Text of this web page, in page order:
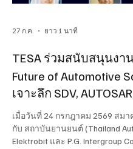
TESA ร่วมสนับสนุนงา
Future of Automotive
เจาะลึก SDV,
เมื่อวันที่ 24 กรกฎาคม 2569 สม
กับ สถาบันยานยนต์ (Thailand
Elektrobit และ P.G. Intergroup
27 ก.ค. ยาว 1 นาที